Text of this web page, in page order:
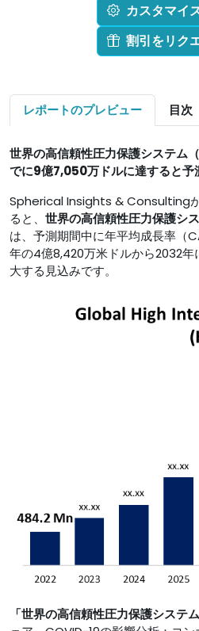
カスタマイ
割引をリク
レポートのプレビュー 目次
世界の高信頼性圧力保護システム
でに9億7,050万ドルに達すると予
Spherical Insights & Consulting
ると、 世界の高信頼性圧力保護シ
は、予測期間中に年平均成長率（
年の4億8,420万米ドルから2032
大する見込みです。
「世界の高信頼性圧力保護システ